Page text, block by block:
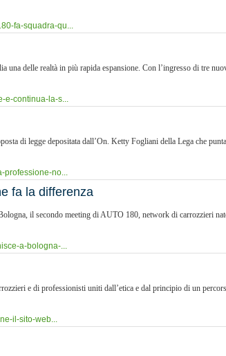
fa-squadra-qu...
una delle realtà in più rapida espansione. Con l’ingresso di tre
e-continua-la-s...
di legge depositata dall’On. Ketty Fogliani della Lega che
professione-no...
fa la differenza
il secondo meeting di AUTO 180, network di carrozzieri
a-bologna-...
e di professionisti uniti dall’etica e dal principio di un
il-sito-web...